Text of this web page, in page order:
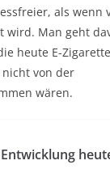
als wenn
wird. Man geht
heute E-
von der
wären.